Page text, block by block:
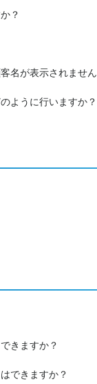
？
名が表示されません
ように行いますか？
きますか？
できますか？